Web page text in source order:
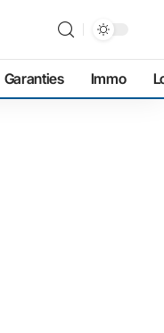
Garanties Immo